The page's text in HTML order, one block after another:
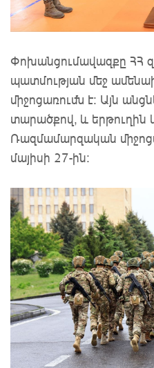
Փոխանցումավազքը ՀՀ
պատմության մեջ
միջոցառումն է։ Այն
տարածքով, և երթուղին
Ռազմամարզական
մայիսի 27-ին։